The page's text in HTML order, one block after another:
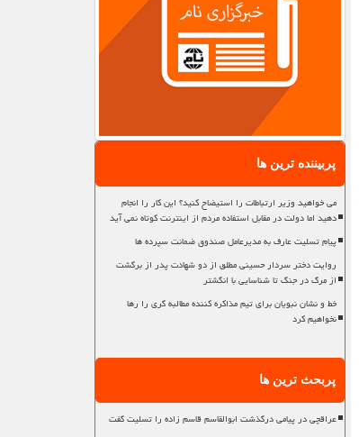
پربیننده ترین ها
می خواهید وزیر ارتباطات را استیضاح کنید؟ این کار را انجام
دهید اما دولت در مقابل استفاده مردم از اینترنت کوتاه نمی آید
پیام تسلیت عارف به مدیرعامل صندوق ضمانت سپرده ها
روایت دختر سردار حسینی مطلق از دو شهادت پدر از برگشت
از مرگ در جنگ تا شناسایی با انگشتر
خط و نشان نبویان برای تیم مذاکره کننده مطالبه گری را رها
نخواهیم کرد
پربحث ترین ها
عراقچی در پیامی درگذشت ابوالقاسم قاسم زاده را تسلیت گفت